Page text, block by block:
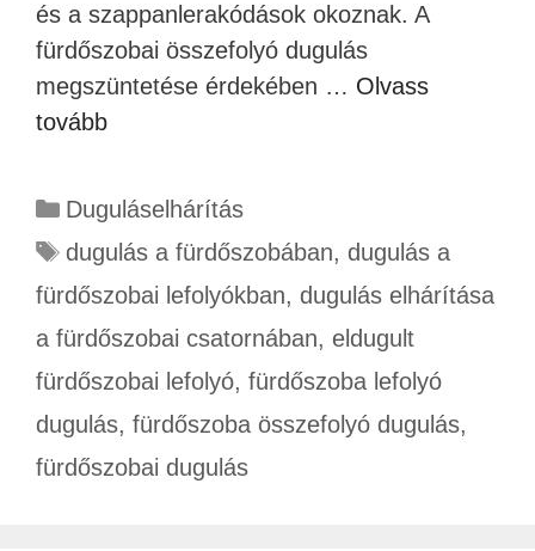
és a szappanlerakódások okoznak. A
fürdőszobai összefolyó dugulás
megszüntetése érdekében … Olvass
tovább
Duguláselhárítás
dugulás a fürdőszobában, dugulás a
fürdőszobai lefolyókban, dugulás elhárítása
a fürdőszobai csatornában, eldugult
fürdőszobai lefolyó, fürdőszoba lefolyó
dugulás, fürdőszoba összefolyó dugulás,
fürdőszobai dugulás